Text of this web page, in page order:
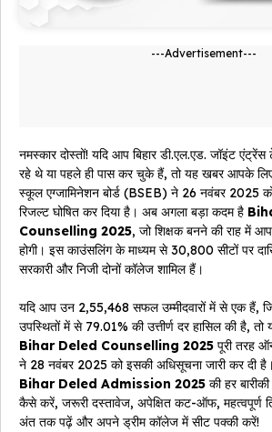
---Advertisement---
नमस्कार दोस्तों! यदि आप बिहार डी.एल.एड. जॉइंट
रहे थे या पहले ही पास कर चुके हैं, तो यह खबर आपके लिए
स्कूल एग्जामिनेशन बोर्ड (BSEB) ने 26 नवंबर 2025
रिजल्ट घोषित कर दिया है। अब अगला बड़ा कदम है
Counselling 2025, जो शिक्षक बनने की राह में
होगी। इस काउंसलिंग के माध्यम से 30,800 सीटों पर
सरकारी और निजी दोनों कॉलेज शामिल हैं।
यदि आप उन 2,55,468 सफल उम्मीदवारों में से एक हैं,
उपस्थितों में से 79.01% की उत्तीर्ण दर हासिल की है, तो
Bihar Deled Counselling 2025 पूरी तरह
ने 28 नवंबर 2025 को इसकी अधिसूचना जारी कर दी
Bihar Deled Admission 2025 की हर
कैसे करें, जरूरी दस्तावेज, अपेक्षित कट-ऑफ, महत्वपूर्ण
अंत तक पढ़ें और अपने ड्रीम कॉलेज में सीट पक्की करें!